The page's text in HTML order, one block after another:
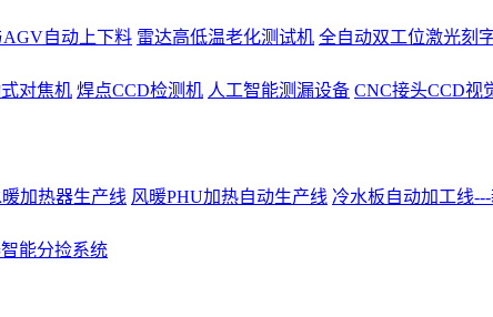
自动上下料 雷达高低温老化测试机 全自动双工位激光刻
对焦机 焊点CCD检测机 人工智能测漏设备 CNC接头CCD视
加热器生产线 风暖PHU加热自动生产线 冷水板自动加工线
能分捡系统